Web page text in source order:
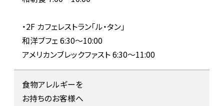
・2F カフェレストラン「ル・タン」
和洋ブフェ 6:30～10:00
アメリカンブレックファスト 6:30～11:00
食物アレルギーを
お持ちのお客様へ